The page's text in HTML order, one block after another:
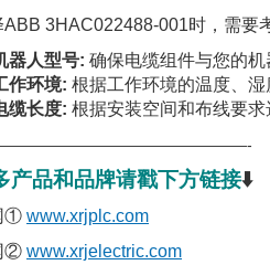
ABB 3HAC022488-001时，需要
器人型号: 确保电缆组件与您的机
作环境: 根据工作环境的温度、
缆长度: 根据安装空间和布线要求
产品和品牌请戳下方链接⬇️
① www.xrjplc.com
② www.xrjelectric.com